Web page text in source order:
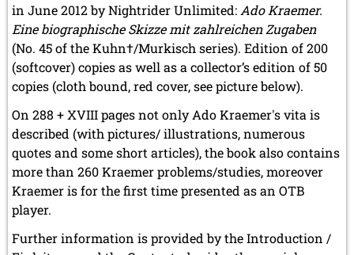
in June 2012 by Nightrider Unlimited: Ado Kraemer.
Eine biographische Skizze mit zahlreichen Zugaben
(No. 45 of the Kuhn†/Murkisch series). Edition of 200
(softcover) copies as well as a collector’s edition of 50
copies (cloth bound, red cover, see picture below).
On 288 + XVIII pages not only Ado Kraemer's vita is
described (with pictures/ illustrations, numerous
quotes and some short articles), the book also contains
more than 260 Kraemer problems/studies, moreover
Kraemer is for the first time presented as an OTB
player.
Further information is provided by the Introduction /